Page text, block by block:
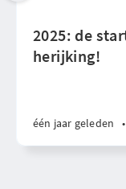
2025: de
herijking!
één jaar geleden •